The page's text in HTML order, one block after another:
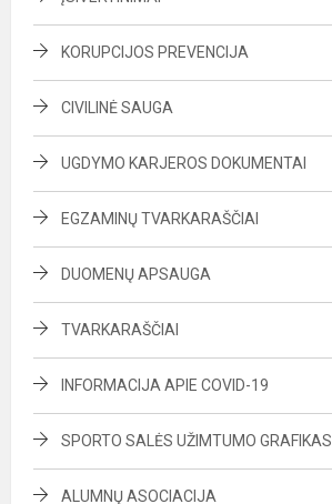
KORUPCIJOS PREVENCIJA
CIVILINĖ SAUGA
UGDYMO KARJEROS DOKUMENTAI
EGZAMINŲ TVARKARAŠČIAI
DUOMENŲ APSAUGA
TVARKARAŠČIAI
INFORMACIJA APIE COVID-19
SPORTO SALĖS UŽIMTUMO GRAFIKAS
ALUMNŲ ASOCIACIJA